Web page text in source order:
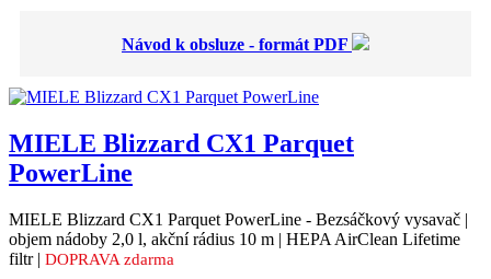
Návod k obsluze - formát PDF
MIELE Blizzard CX1 Parquet
PowerLine
MIELE Blizzard CX1 Parquet PowerLine - Bezsáčkový vysavač |
objem nádoby 2,0 l, akční rádius 10 m | HEPA AirClean Lifetime
filtr | DOPRAVA zdarma